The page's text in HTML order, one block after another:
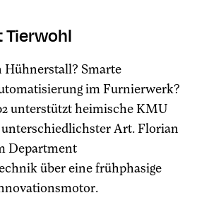
Tierwohl
Smarte
im Furnierwerk?
unterstützt heimische KMU
Art. Florian
Department
über eine frühphasige